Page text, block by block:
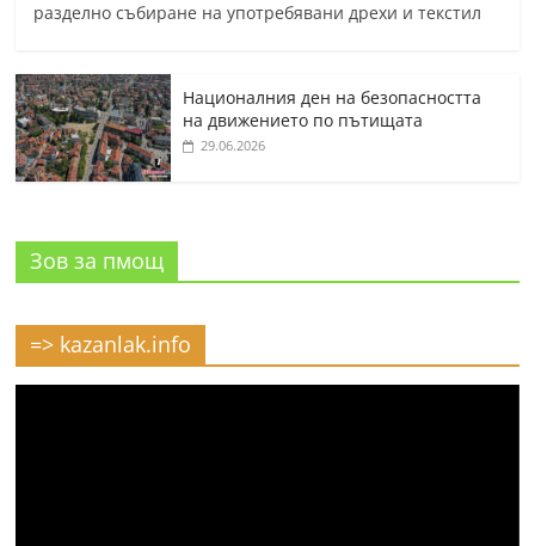
разделно събиране на употребявани дрехи и текстил
Националния ден на безопасността
на движението по пътищата
29.06.2026
Зов за пмощ
=> kazanlak.info